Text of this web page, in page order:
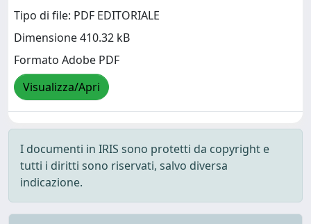
Tipo di file: PDF EDITORIALE
Dimensione 410.32 kB
Formato Adobe PDF
Visualizza/Apri
I documenti in IRIS sono protetti da copyright e
tutti i diritti sono riservati, salvo diversa
indicazione.